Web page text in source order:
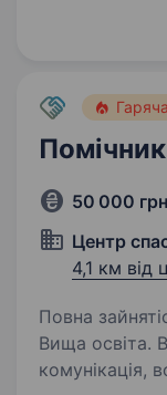
Наші
Гаряча
50 000 грн
Центр
4,1 км від
Повна
Вища освіта. Вимоги: досвід, професіоналізм,
комунікація,